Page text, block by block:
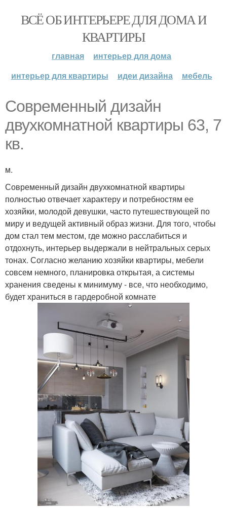
ВСЁ ОБ ИНТЕРЬЕРЕ ДЛЯ ДОМА И
КВАРТИРЫ
главная
интерьер для дома
интерьер для квартиры
идеи дизайна мебель
Современный дизайн
двухкомнатной квартиры 63, 7
кв.
м.
Современный дизайн двухкомнатной квартиры
полностью отвечает характеру и потребностям ее
хозяйки, молодой девушки, часто путешествующей по
миру и ведущей активный образ жизни. Для того, чтобы
дом стал тем местом, где можно расслабиться и
отдохнуть, интерьер выдержали в нейтральных серых
тонах. Согласно желанию хозяйки квартиры, мебели
совсем немного, планировка открытая, а системы
хранения сведены к минимуму - все, что необходимо,
будет храниться в гардеробной комнате